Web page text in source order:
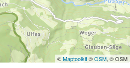
©Maptoolkit©OSM, © OSM